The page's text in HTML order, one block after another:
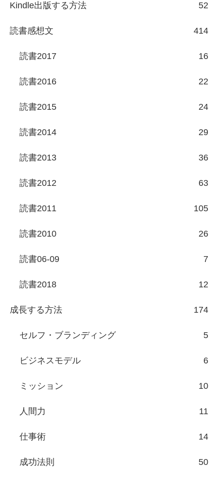
Kindle出版する方法 52
読書感想文 414
読書2017 16
読書2016 22
読書2015 24
読書2014 29
読書2013 36
読書2012 63
読書2011 105
読書2010 26
読書06-09 7
読書2018 12
成長する方法 174
セルフ・ブランディング 5
ビジネスモデル 6
ミッション 10
人間力 11
仕事術 14
成功法則 50